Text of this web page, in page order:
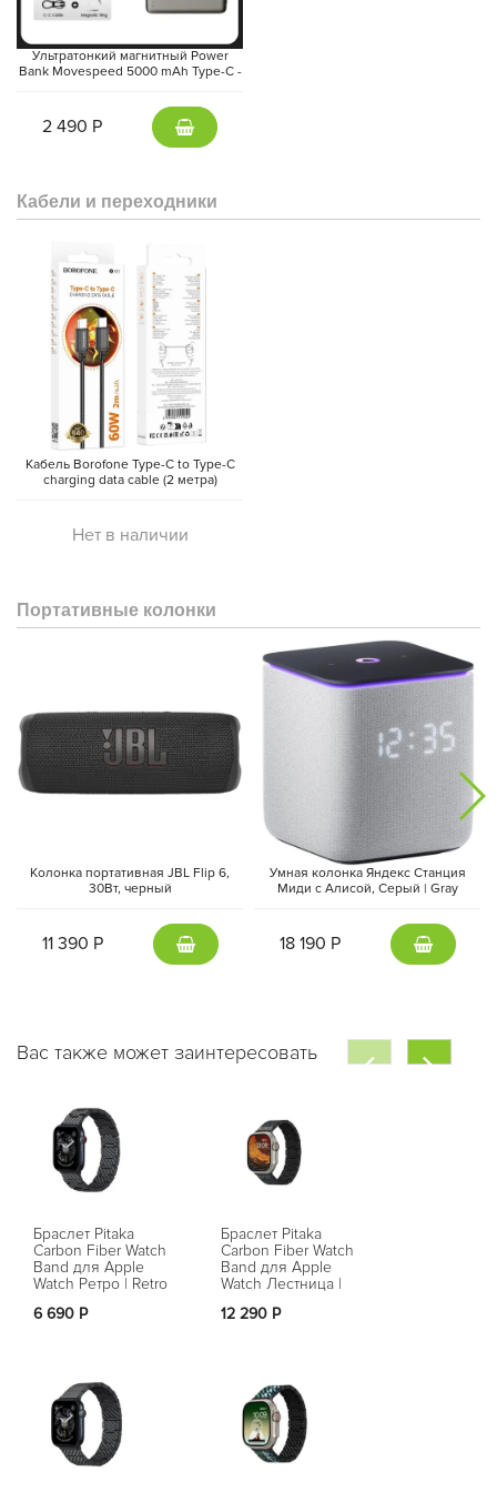
Ультратонкий магнитный Power
Bank Movespeed 5000 mAh Type-C -
2 490 Р
Кабели и переходники
Кабель Borofone Type-C to Type-C
charging data cable (2 метра)
Нет в наличии
Портативные колонки
Колонка портативная JBL Flip 6,
30Вт, черный
11 390 Р
Умная колонка Яндекс Станция
Миди с Алисой, Cерый | Gray
18 190 Р
Вас также может заинтересовать
Браслет Pitaka
Carbon Fiber Watch
Band для Apple
Watch Ретро | Retro
6 690 Р
Браслет Pitaka
Carbon Fiber Watch
Band для Apple
Watch Лестница |
12 290 Р